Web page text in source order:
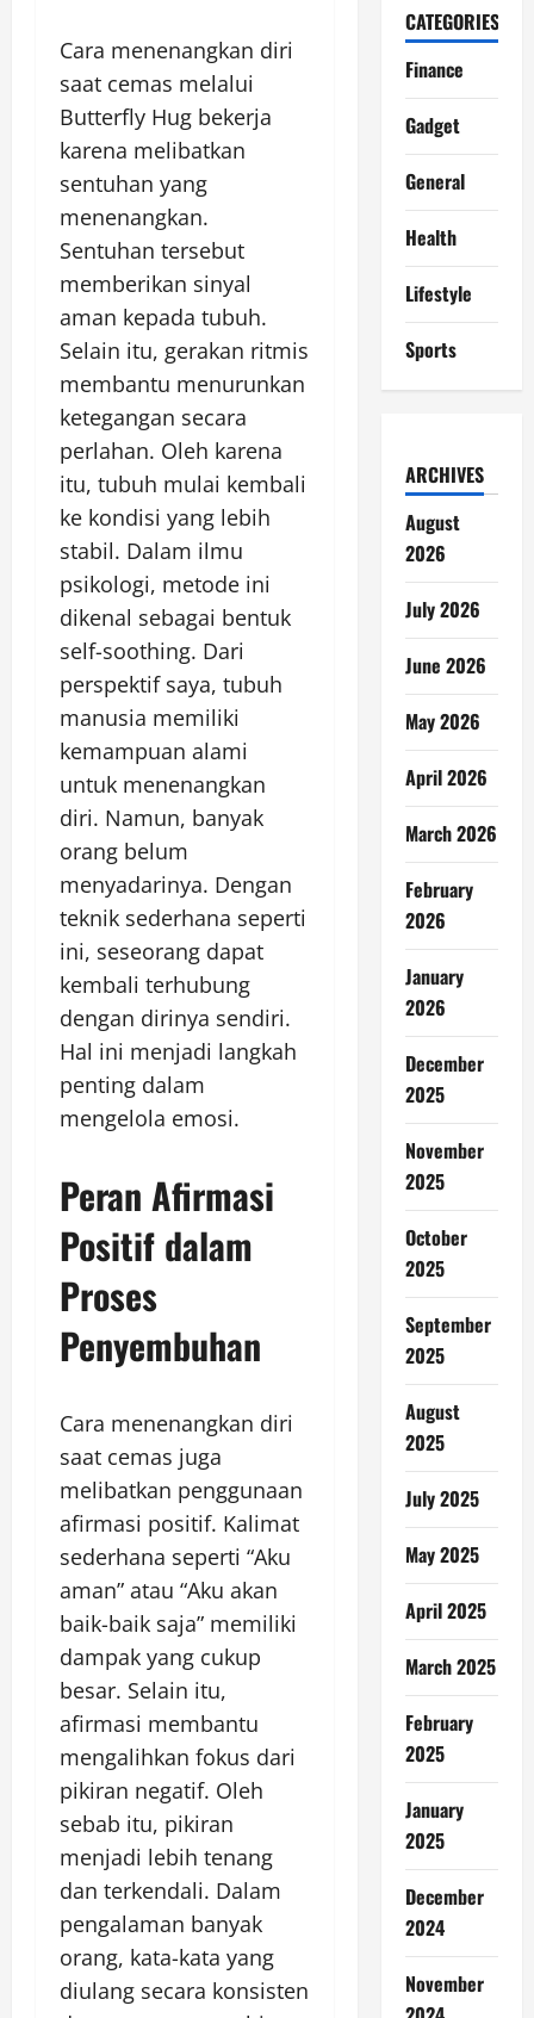
Cara menenangkan diri
saat cemas melalui
Butterfly Hug bekerja
karena melibatkan
sentuhan yang
menenangkan.
Sentuhan tersebut
memberikan sinyal
aman kepada tubuh.
Selain itu, gerakan ritmis
membantu menurunkan
ketegangan secara
perlahan. Oleh karena
itu, tubuh mulai kembali
ke kondisi yang lebih
stabil. Dalam ilmu
psikologi, metode ini
dikenal sebagai bentuk
self-soothing. Dari
perspektif saya, tubuh
manusia memiliki
kemampuan alami
untuk menenangkan
diri. Namun, banyak
orang belum
menyadarinya. Dengan
teknik sederhana seperti
ini, seseorang dapat
kembali terhubung
dengan dirinya sendiri.
Hal ini menjadi langkah
penting dalam
mengelola emosi.
Peran Afirmasi
Positif dalam
Proses
Penyembuhan
Cara menenangkan diri
saat cemas juga
melibatkan penggunaan
afirmasi positif. Kalimat
sederhana seperti “Aku
aman” atau “Aku akan
baik-baik saja” memiliki
dampak yang cukup
besar. Selain itu,
afirmasi membantu
mengalihkan fokus dari
pikiran negatif. Oleh
sebab itu, pikiran
menjadi lebih tenang
dan terkendali. Dalam
pengalaman banyak
orang, kata-kata yang
diulang secara konsisten
CATEGORIES
Finance
Gadget
General
Health
Lifestyle
Sports
ARCHIVES
August
2026
July 2026
June 2026
May 2026
April 2026
March 2026
February
2026
January
2026
December
2025
November
2025
October
2025
September
2025
August
2025
July 2025
May 2025
April 2025
March 2025
February
2025
January
2025
December
2024
November